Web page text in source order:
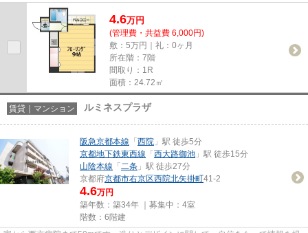
の第2正美堂ビル。京福電気鉄...
4.6万円
(管理費・共益費 6,000円)
敷：5万円｜礼：0ヶ月
所在階：7階
間取り：1R
面積：24.72㎡
賃貸｜マンション ルミネスプラザ
阪急京都本線 「 西院 」駅 徒歩5分
京都地下鉄東西線 「 西大路御池 」駅 徒歩15分
山陰本線 「 二条 」駅 徒歩27分
京都府京都市右京区西院北矢掛町41-2
4.6万円
築年数：築34年 ｜募集中： 4室
階数：6階建